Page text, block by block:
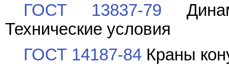
ГОСТ 13837-79
Технические условия
ГОСТ 14187-84 Краны